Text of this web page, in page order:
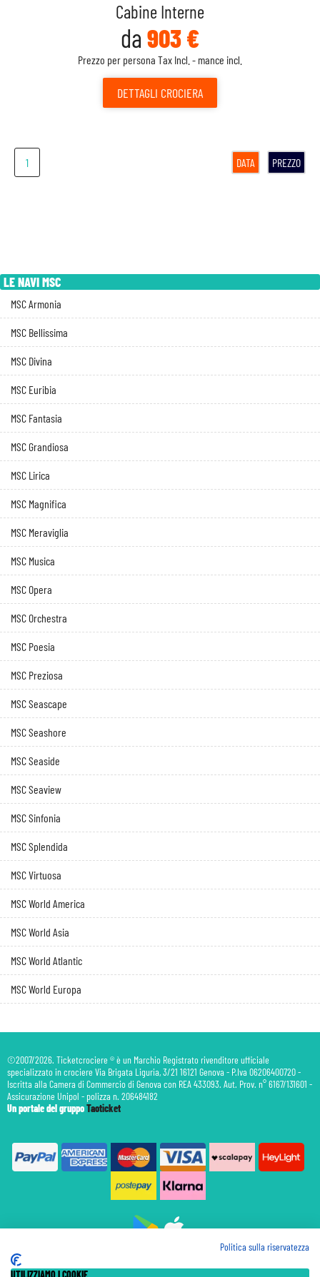
Cabine Interne
da 903 €
Prezzo per persona Tax Incl. - mance incl.
DETTAGLI CROCIERA
1 DATA PREZZO
LE NAVI MSC
MSC Armonia
MSC Bellissima
MSC Divina
MSC Euribia
MSC Fantasia
MSC Grandiosa
MSC Lirica
MSC Magnifica
MSC Meraviglia
MSC Musica
MSC Opera
MSC Orchestra
MSC Poesia
MSC Preziosa
MSC Seascape
MSC Seashore
MSC Seaside
MSC Seaview
MSC Sinfonia
MSC Splendida
MSC Virtuosa
MSC World America
MSC World Asia
MSC World Atlantic
MSC World Europa
©2007/2026. Ticketcrociere ® è un Marchio Registrato rivenditore ufficiale
specializzato in crociere Via Brigata Liguria, 3/21 16121 Genova - P.Iva 06206400720 -
Iscritta alla Camera di Commercio di Genova con REA 433093. Aut. Prov. n° 6167/131601 -
Assicurazione Unipol - polizza n. 206484182
Un portale del gruppoTaoticket
Politica sulla riservatezza
UTILIZZIAMO I COOKIE